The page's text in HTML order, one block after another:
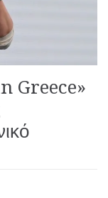
Greece»